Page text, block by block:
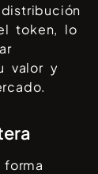
token, lo
valor y